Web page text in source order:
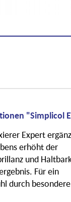
"Simplicol
Expert
erhöht der
und
Für ein
durch